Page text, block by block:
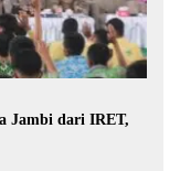
Jambi dari IRET,